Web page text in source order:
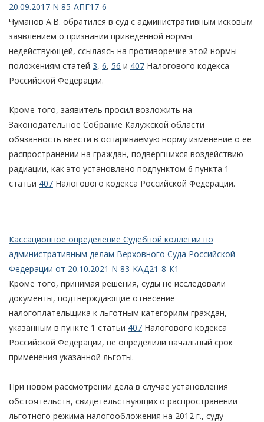
20.09.2017 N 85-АПГ17-6
Чуманов А.В. обратился в суд с административным исковым
заявлением о признании приведенной нормы
недействующей, ссылаясь на противоречие этой нормы
положениям статей 3, 6, 56 и 407 Налогового кодекса
Российской Федерации.
Кроме того, заявитель просил возложить на
Законодательное Собрание Калужской области
обязанность внести в оспариваемую норму изменение о ее
распространении на граждан, подвергшихся воздействию
радиации, как это установлено подпунктом 6 пункта 1
статьи 407 Налогового кодекса Российской Федерации.
Кассационное определение Судебной коллегии по
административным делам Верховного Суда Российской
Федерации от 20.10.2021 N 83-КАД21-8-К1
Кроме того, принимая решения, суды не исследовали
документы, подтверждающие отнесение
налогоплательщика к льготным категориям граждан,
указанным в пункте 1 статьи 407 Налогового кодекса
Российской Федерации, не определили начальный срок
применения указанной льготы.
При новом рассмотрении дела в случае установления
обстоятельств, свидетельствующих о распространении
льготного режима налогообложения на 2012 г., суду